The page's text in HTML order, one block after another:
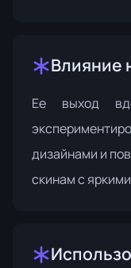
Влияние
Ее выход
дизайнами и
скинам с